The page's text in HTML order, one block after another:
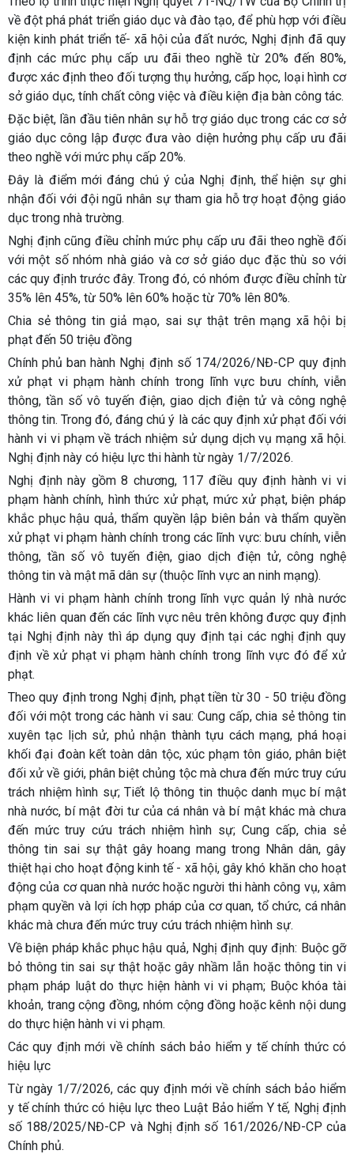
về đột phá phát triển giáo dục và đào tạo, để phù hợp với điều
kiện kinh phát triển tế- xã hội của đất nước, Nghị định đã quy
định các mức phụ cấp ưu đãi theo nghề từ 20% đến 80%,
được xác định theo đối tượng thụ hưởng, cấp học, loại hình cơ
sở giáo dục, tính chất công việc và điều kiện địa bàn công tác.
Đặc biệt, lần đầu tiên nhân sự hỗ trợ giáo dục trong các cơ sở
giáo dục công lập được đưa vào diện hưởng phụ cấp ưu đãi
theo nghề với mức phụ cấp 20%.
Đây là điểm mới đáng chú ý của Nghị định, thể hiện sự ghi
nhận đối với đội ngũ nhân sự tham gia hỗ trợ hoạt động giáo
dục trong nhà trường.
Nghị định cũng điều chỉnh mức phụ cấp ưu đãi theo nghề đối
với một số nhóm nhà giáo và cơ sở giáo dục đặc thù so với
các quy định trước đây. Trong đó, có nhóm được điều chỉnh từ
35% lên 45%, từ 50% lên 60% hoặc từ 70% lên 80%.
Chia sẻ thông tin giả mạo, sai sự thật trên mạng xã hội bị
phạt đến 50 triệu đồng
Chính phủ ban hành Nghị định số 174/2026/NĐ-CP quy định
xử phạt vi phạm hành chính trong lĩnh vực bưu chính, viễn
thông, tần số vô tuyến điện, giao dịch điện tử và công nghệ
thông tin. Trong đó, đáng chú ý là các quy định xử phạt đối với
hành vi vi phạm về trách nhiệm sử dụng dịch vụ mạng xã hội.
Nghị định này có hiệu lực thi hành từ ngày 1/7/2026.
Nghị định này gồm 8 chương, 117 điều quy định hành vi vi
phạm hành chính, hình thức xử phạt, mức xử phạt, biện pháp
khắc phục hậu quả, thẩm quyền lập biên bản và thẩm quyền
xử phạt vi phạm hành chính trong các lĩnh vực: bưu chính, viễn
thông, tần số vô tuyến điện, giao dịch điện tử, công nghệ
thông tin và mật mã dân sự (thuộc lĩnh vực an ninh mạng).
Hành vi vi phạm hành chính trong lĩnh vực quản lý nhà nước
khác liên quan đến các lĩnh vực nêu trên không được quy định
tại Nghị định này thì áp dụng quy định tại các nghị định quy
định về xử phạt vi phạm hành chính trong lĩnh vực đó để xử
phạt.
Theo quy định trong Nghị định, phạt tiền từ 30 - 50 triệu đồng
đối với một trong các hành vi sau: Cung cấp, chia sẻ thông tin
xuyên tạc lịch sử, phủ nhận thành tựu cách mạng, phá hoại
khối đại đoàn kết toàn dân tộc, xúc phạm tôn giáo, phân biệt
đối xử về giới, phân biệt chủng tộc mà chưa đến mức truy cứu
trách nhiệm hình sự; Tiết lộ thông tin thuộc danh mục bí mật
nhà nước, bí mật đời tư của cá nhân và bí mật khác mà chưa
đến mức truy cứu trách nhiệm hình sự; Cung cấp, chia sẻ
thông tin sai sự thật gây hoang mang trong Nhân dân, gây
thiệt hại cho hoạt động kinh tế - xã hội, gây khó khăn cho hoạt
động của cơ quan nhà nước hoặc người thi hành công vụ, xâm
phạm quyền và lợi ích hợp pháp của cơ quan, tổ chức, cá nhân
khác mà chưa đến mức truy cứu trách nhiệm hình sự.
Về biện pháp khắc phục hậu quả, Nghị định quy định: Buộc gỡ
bỏ thông tin sai sự thật hoặc gây nhầm lẫn hoặc thông tin vi
phạm pháp luật do thực hiện hành vi vi phạm; Buộc khóa tài
khoản, trang cộng đồng, nhóm cộng đồng hoặc kênh nội dung
do thực hiện hành vi vi phạm.
Các quy định mới về chính sách bảo hiểm y tế chính thức có
hiệu lực
Từ ngày 1/7/2026, các quy định mới về chính sách bảo hiểm
y tế chính thức có hiệu lực theo Luật Bảo hiểm Y tế, Nghị định
số 188/2025/NĐ-CP và Nghị định số 161/2026/NĐ-CP của
Chính phủ.